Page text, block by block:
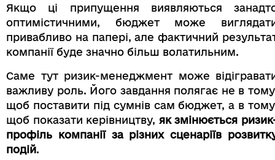
Якщо ці припущення виявляються
оптимістичними, бюджет може
привабливо на папері, але фактичний
компанії буде значно більш волатильним.
Саме тут ризик-менеджмент може
важливу роль. Його завдання полягає не в
щоб поставити під сумнів сам бюджет, а в
щоб показати керівництву, як змінюється
профіль компанії за різних сценаріїв
подій.